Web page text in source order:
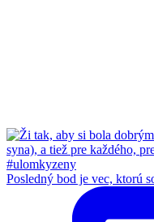
Posledný bod je vec, ktorú